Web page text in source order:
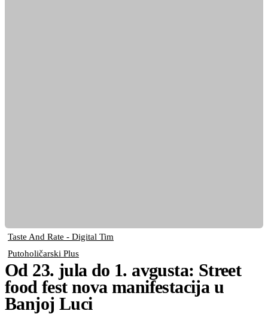
Taste And Rate - Digital Tim
Putoholičarski Plus
Od 23. jula do 1. avgusta: Street
food fest nova manifestacija u
Banjoj Luci